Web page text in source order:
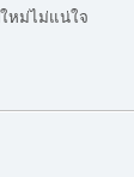
หม่ไม่แน่ใจ